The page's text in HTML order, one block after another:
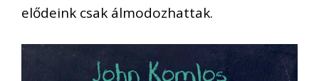
elődeink csak álmodozhattak.